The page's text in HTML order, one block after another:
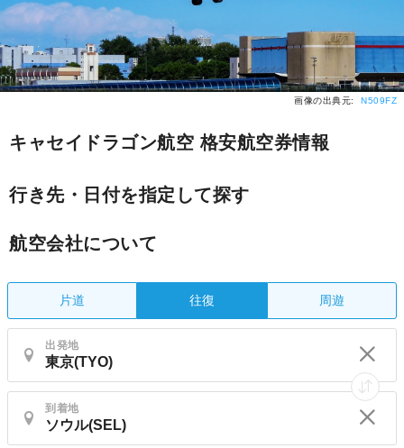
画像の出典元: N509FZ
キャセイドラゴン航空 格安航空券情報
行き先・日付を指定して探す
航空会社について
片道 往復 周遊
出発地
到着地